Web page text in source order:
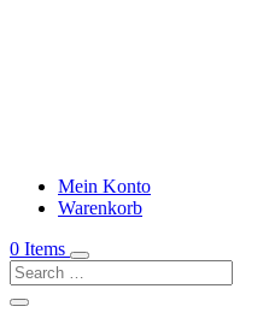
Mein Konto
Warenkorb
0 Items